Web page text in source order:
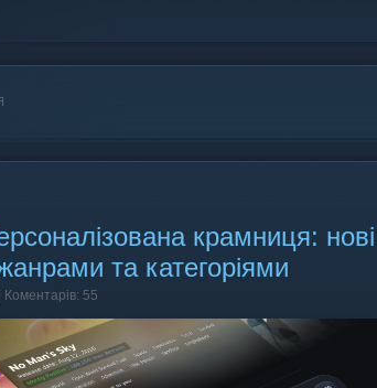
крамниця: нові
та категоріями
| Коментарів: 55